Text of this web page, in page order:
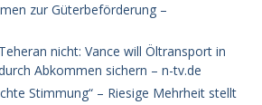
zur Güterbeförderung –
nicht: Vance will Öltransport in
Abkommen sichern – n-tv.de
Stimmung“ – Riesige Mehrheit stellt